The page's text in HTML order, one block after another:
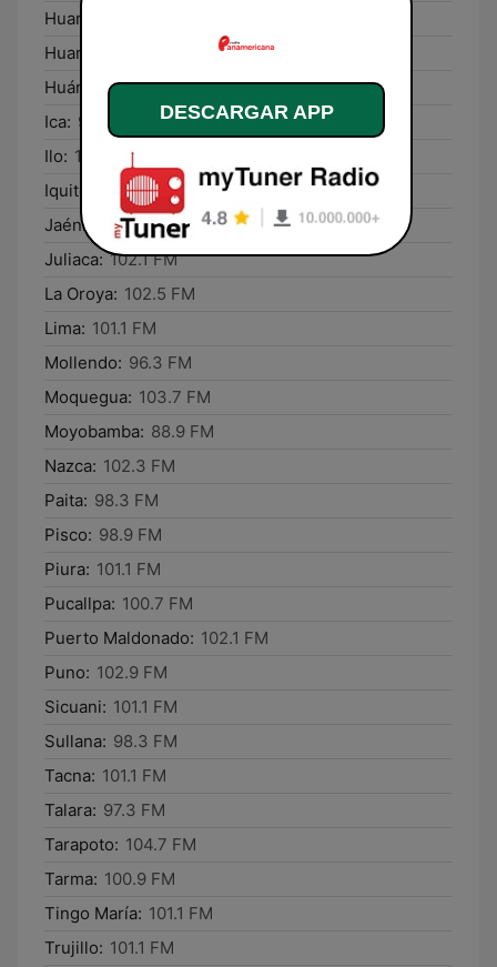
Huaral:
Huaraz:
Huánuco: 107.7 FM
Ica: 97.9 FM
Ilo: 103.5 FM
Iquitos:
99.7 FM
Jaén:
90.1 FM
Juliaca: 102.1 FM
La Oroya: 102.5 FM
Lima: 101.1 FM
Mollendo: 96.3 FM
Moquegua: 103.7 FM
Moyobamba: 88.9 FM
Nazca: 102.3 FM
Paita: 98.3 FM
Pisco: 98.9 FM
Piura: 101.1 FM
Pucallpa: 100.7 FM
Puerto Maldonado: 102.1 FM
Puno: 102.9 FM
Sicuani: 101.1 FM
Sullana: 98.3 FM
Tacna: 101.1 FM
Talara: 97.3 FM
Tarapoto: 104.7 FM
Tarma: 100.9 FM
Tingo María: 101.1 FM
Trujillo: 101.1 FM
DESCARGAR APP